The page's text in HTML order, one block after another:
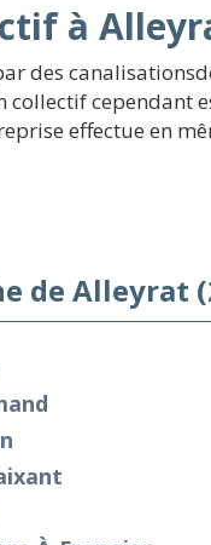
à
des
cependant
effectue en
de Alleyrat